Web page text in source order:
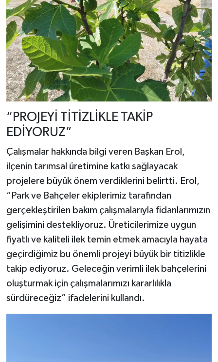
“PROJEYİ TİTİZLİKLE TAKİP
EDİYORUZ”
Çalışmalar hakkında bilgi veren Başkan Erol,
ilçenin tarımsal üretimine katkı sağlayacak
projelere büyük önem verdiklerini belirtti. Erol,
“Park ve Bahçeler ekiplerimiz tarafından
gerçekleştirilen bakım çalışmalarıyla fidanlarımızın
gelişimini destekliyoruz. Üreticilerimize uygun
fiyatlı ve kaliteli ilek temin etmek amacıyla hayata
geçirdiğimiz bu önemli projeyi büyük bir titizlikle
takip ediyoruz. Geleceğin verimli ilek bahçelerini
oluşturmak için çalışmalarımızı kararlılıkla
sürdüreceğiz” ifadelerini kullandı.